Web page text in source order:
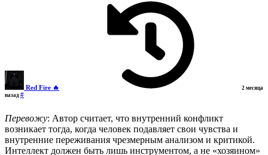
Red Fire 🔥
2 месяца
назад #
Перевожу: Автор считает, что внутренний конфликт
возникает тогда, когда человек подавляет свои чувства и
внутренние переживания чрезмерным анализом и критикой.
Интеллект должен быть лишь инструментом, а не «хозяином»